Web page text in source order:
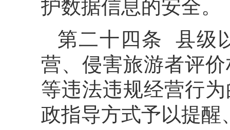
护数据信息的安全。
第二十四条 县级
营、侵害旅游者评
等违法违规经营行
政指导方式予以提